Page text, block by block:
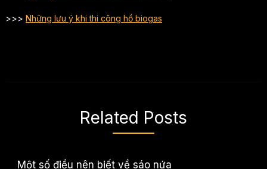
>>> Những lưu ý khi thi công hồ biogas
Related Posts
Một số điều nên biết về sáo nứa